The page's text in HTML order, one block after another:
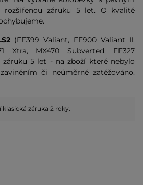
rozšířenou záruku 5 let. O kvalitě
(FF399 Valiant, FF900 Valiant II,
Xtra, MX470 Subverted, FF327
záruku 5 let - na zboží které nebylo
či neúměrně zatěžováno.
záruka 2 roky.